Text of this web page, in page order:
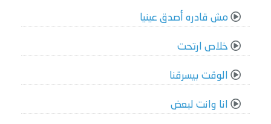
مش قادره أصدق عينيا
خلاص ارتحت
الوقت بيسرقنا
انا وانت لبعض